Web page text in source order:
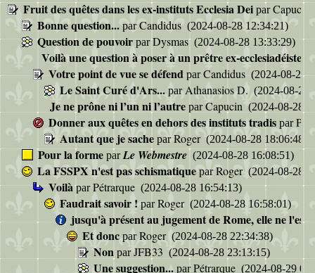
Fruit des quêtes dans les ex-instituts Ecclesia Dei parCapucin
Bonne question... parCandidus (2024-08-28 12:34:21)
Question de pouvoir parDysmas (2024-08-28 13:33:29)
Voilà une question à poser à un prêtre ex-ecclesiadéiste
Votre point de vue se défend parCandidus (2024-08-28
Le Saint Curé d'Ars... parAthanasios D. (2024-08-28
Je ne prône ni l’un ni l’autre parCapucin (2024-08-28
Donner aux quêtes en dehors des instituts tradis par
Autant que je sache parRoger (2024-08-28 18:06:48)
Pour la forme parLe Webmestre (2024-08-28 16:08:51)
La FSSPX n'est pas schismatique parRoger (2024-08-28
VoilàparPétrarque (2024-08-28 16:54:13)
Faudrait savoir ! parRoger (2024-08-28 16:58:01)
jusqu'à présent au jugement de Rome, elle ne l'est
Et doncparRoger (2024-08-28 22:34:38)
Non parJFB33 (2024-08-28 23:13:15)
Une suggestion... parPétrarque (2024-08-29